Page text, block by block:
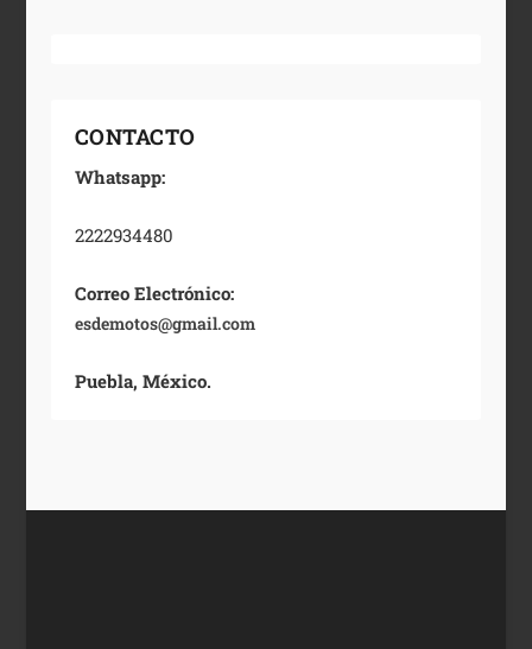
CONTACTO
Whatsapp:
2222934480
Correo Electrónico:
esdemotos@gmail.com
Puebla, México.